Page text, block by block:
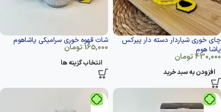
چای خوری شیاردار دسته دار پیرکس
پاشا هوم
430,000تومان
افزودن به سبد خرید
شات قهوه خوری سرامیکی پاشاهوم
165,000تومان
انتخاب گزینه ها